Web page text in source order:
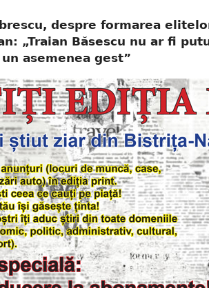
despre formarea
„Traian Băsescu nu ar fi
asemenea gest”